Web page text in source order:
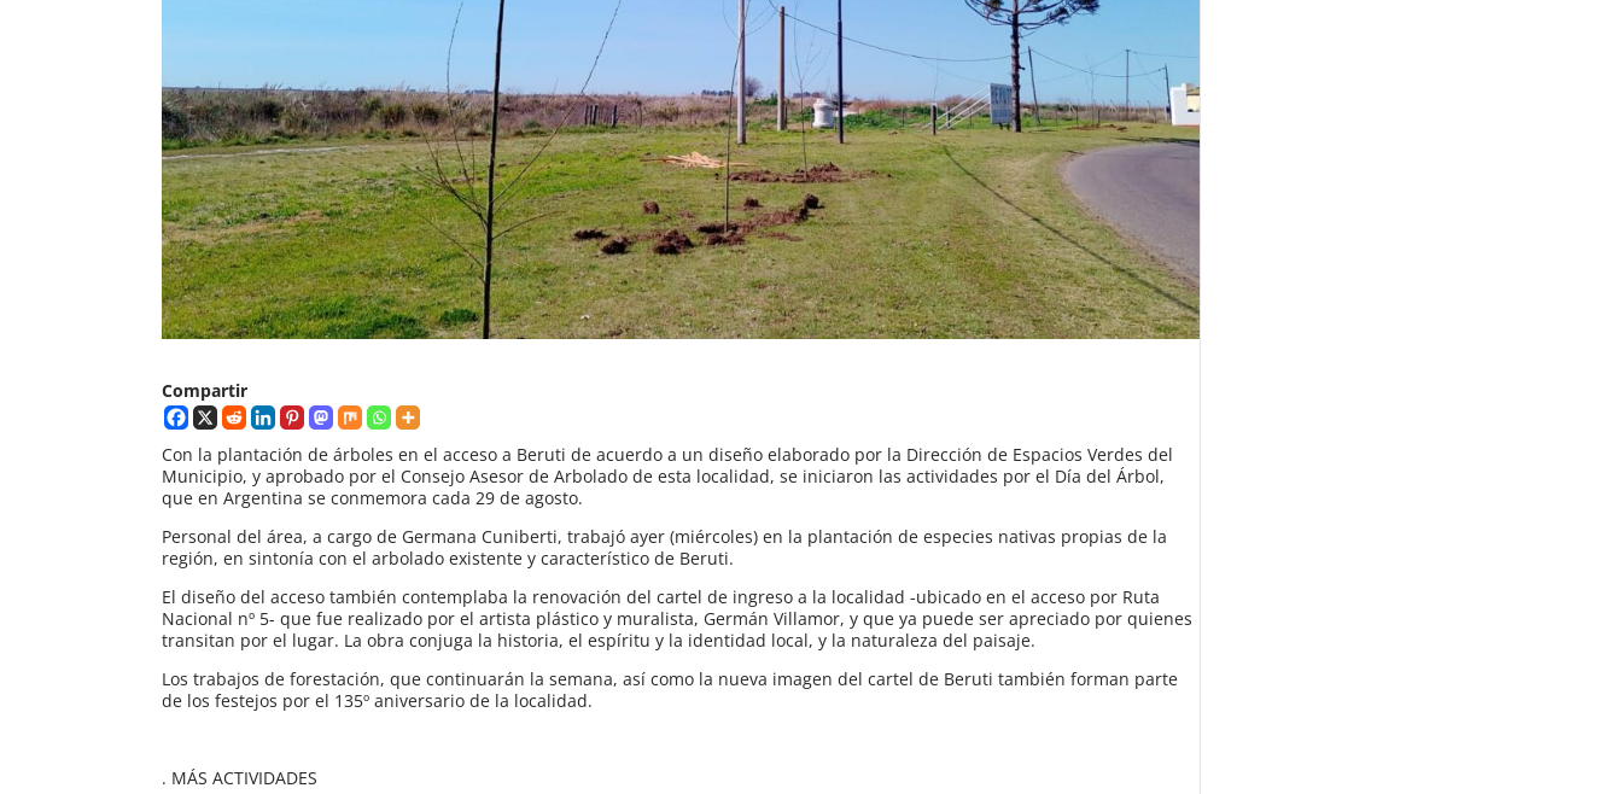
Compartir
Con la plantación de árboles en el acceso a Beruti de acuerdo a un diseño elaborado por la Dirección de Espacios Verdes del
Municipio, y aprobado por el Consejo Asesor de Arbolado de esta localidad, se iniciaron las actividades por el Día del Árbol,
que en Argentina se conmemora cada 29 de agosto.
Personal del área, a cargo de Germana Cuniberti, trabajó ayer (miércoles) en la plantación de especies nativas propias de la
región, en sintonía con el arbolado existente y característico de Beruti.
El diseño del acceso también contemplaba la renovación del cartel de ingreso a la localidad -ubicado en el acceso por Ruta
Nacional nº 5- que fue realizado por el artista plástico y muralista, Germán Villamor, y que ya puede ser apreciado por quienes
transitan por el lugar. La obra conjuga la historia, el espíritu y la identidad local, y la naturaleza del paisaje.
Los trabajos de forestación, que continuarán la semana, así como la nueva imagen del cartel de Beruti también forman parte
de los festejos por el 135º aniversario de la localidad.
. MÁS ACTIVIDADES